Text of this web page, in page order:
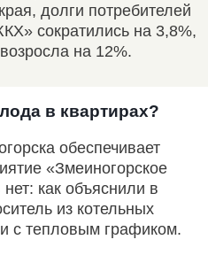
долги потребителей
сократились на 3,8%,
на 12%.
в квартирах?
обеспечивает
«Змеиногорское
как объяснили в
из котельных
с тепловым графиком.